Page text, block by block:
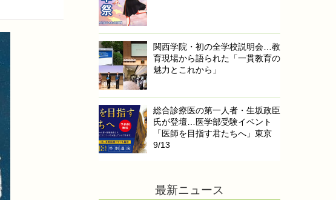
関西学院・初の全学校説明会…教
育現場から語られた「一貫教育の
魅力とこれから」
総合診療医の第一人者・生坂政臣
氏が登壇…医学部受験イベント
「医師を目指す君たちへ」東京
9/13
最新ニュース